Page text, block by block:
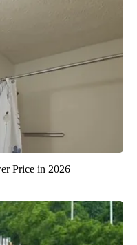
Price in 2026